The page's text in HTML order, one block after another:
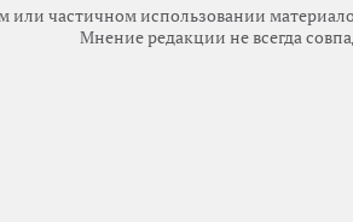
частичном использовании
Мнение редакции не всегда